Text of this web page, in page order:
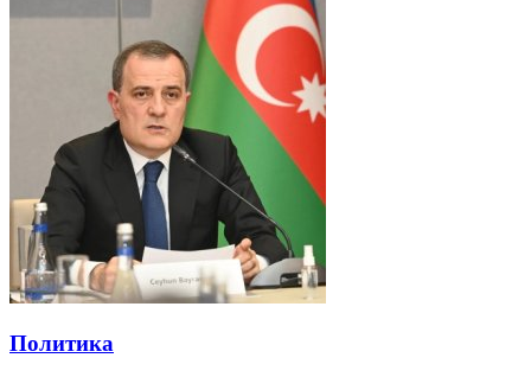
Политика